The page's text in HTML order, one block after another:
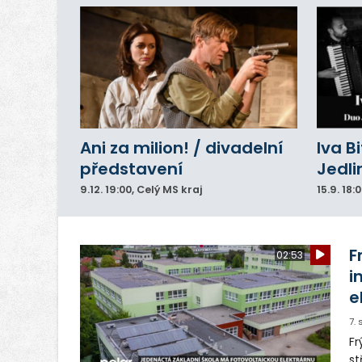
Ani za milion! / divadelní
představení
9.12.19:00, Celý MS kraj
Iva
15.9.
02:53
7.